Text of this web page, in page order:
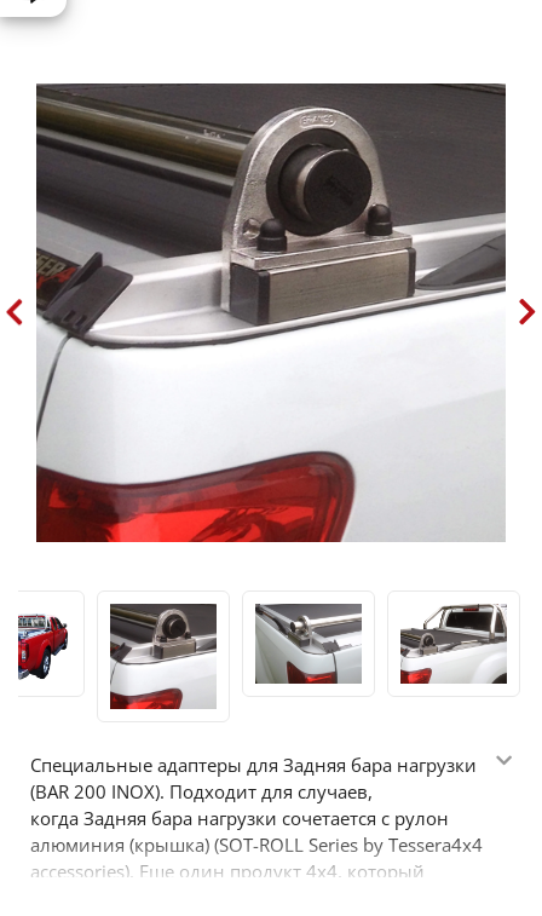
Специальные адаптеры для Задняя бара нагрузки
(BAR 200 INOX). Подходит для случаев,
когда Задняя бара нагрузки сочетается с рулон
алюминия (крышка) (SOT-ROLL Series by Tessera4x4
accessories). Еще один продукт 4х4, который